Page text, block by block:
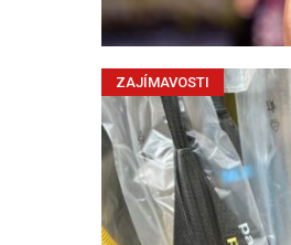
ZAJÍMAVOSTI